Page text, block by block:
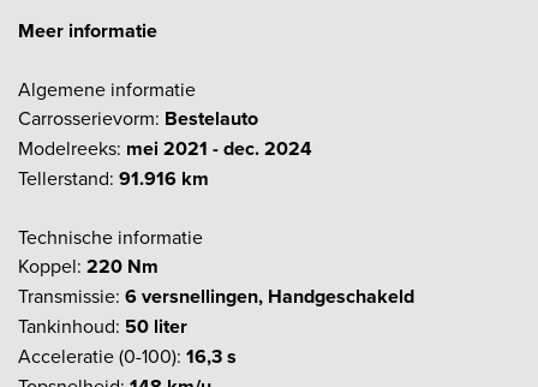
Meer informatie
Algemene informatie
Carrosserievorm: Bestelauto
Modelreeks: mei 2021 - dec. 2024
Tellerstand: 91.916 km
Technische informatie
Koppel: 220 Nm
Transmissie: 6 versnellingen, Handgeschakeld
Tankinhoud: 50 liter
Acceleratie (0-100): 16,3 s